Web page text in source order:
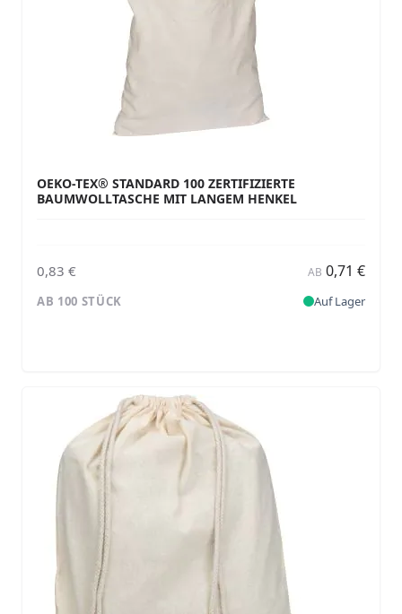
OEKO-TEX® STANDARD 100 ZERTIFIZIERTE
BAUMWOLLTASCHE MIT LANGEM HENKEL
0,83 € AB 0,71 €
AB 100 STÜCK Auf Lager